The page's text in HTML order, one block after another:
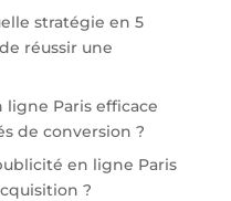
stratégie en 5
réussir une
Paris efficace
de conversion ?
en ligne Paris
?